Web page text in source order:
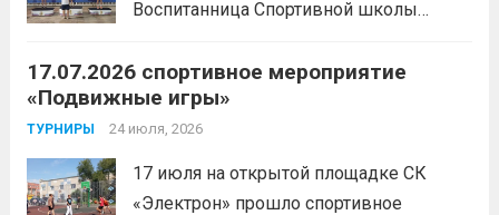
физической мощи. Однако...
Воспитанница Спортивной школы
заняла 1 место на дистанции 3000 м. с
результатом 10.01,78. Подготовил
спортсменку тренер-преподаватель
дальше
17.07.2026 спортивное мероприятие
«Подвижные игры»
ТУРНИРЫ 24 июля, 2026
17 июля на открытой площадке СК
«Электрон» прошло спортивное